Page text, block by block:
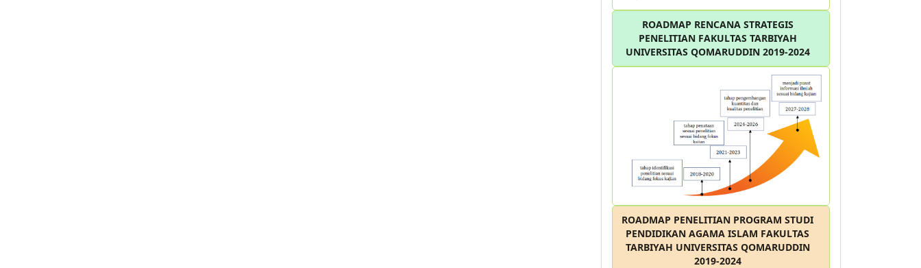
ROADMAP RENCANA STRATEGIS
PENELITIAN FAKULTAS TARBIYAH
UNIVERSITAS QOMARUDDIN 2019-2024
ROADMAP PENELITIAN PROGRAM STUDI
PENDIDIKAN AGAMA ISLAM FAKULTAS
TARBIYAH UNIVERSITAS QOMARUDDIN
2019-2024